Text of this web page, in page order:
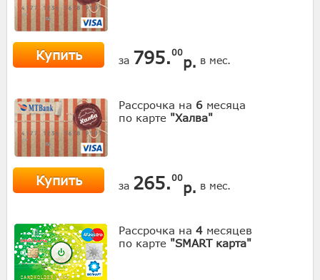
Купить за 795.00
р. в мес.
Рассрочка на 6 месяца
по карте "Халва"
Купить за 265.00
р. в мес.
Рассрочка на 4 месяцев
по карте "SMART карта"